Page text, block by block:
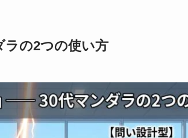
ラの2つの使い方